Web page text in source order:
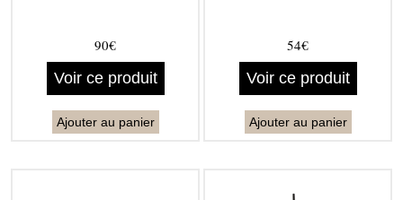
90€
Voir ce produit
Ajouter au panier
54€
Voir ce produit
Ajouter au panier